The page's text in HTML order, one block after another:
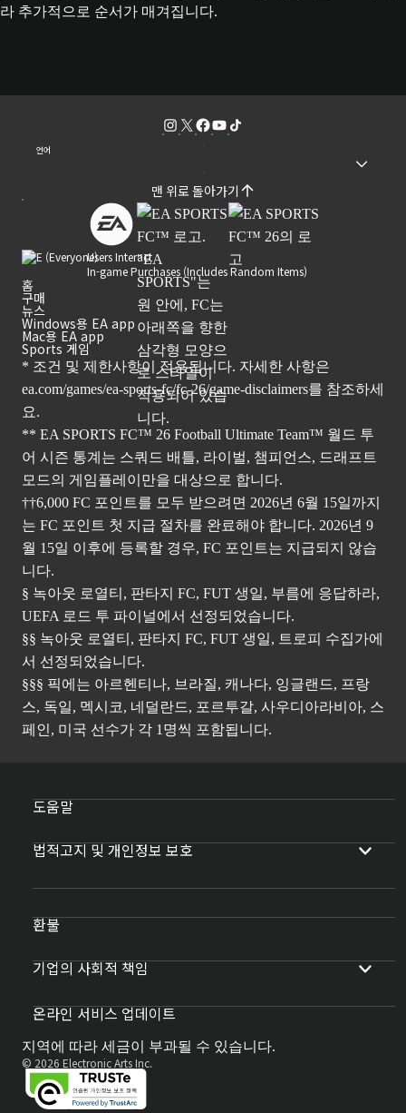
라 추가적으로 순서가 매겨집니다.
언어
맨 위로 돌아가기
Users Interact
In-game Purchases (Includes Random Items)
홈
구매
뉴스
Windows용 EA app
Mac용 EA app
Sports 게임
* 조건 및 제한사항이 적용됩니다. 자세한 사항은
ea.com/games/ea-sports-fc/fc-26/game-disclaimers를 참조하세
요.
** EA SPORTS FC™ 26 Football Ultimate Team™ 월드 투
어 시즌 통계는 스쿼드 배틀, 라이벌, 챔피언스, 드래프트
모드의 게임플레이만을 대상으로 합니다.
††6,000 FC 포인트를 모두 받으려면 2026년 6월 15일까지
는 FC 포인트 첫 지급 절차를 완료해야 합니다. 2026년 9
월 15일 이후에 등록할 경우, FC 포인트는 지급되지 않습
니다.
§ 녹아웃 로열티, 판타지 FC, FUT 생일, 부름에 응답하라,
UEFA 로드 투 파이널에서 선정되었습니다.
§§ 녹아웃 로열티, 판타지 FC, FUT 생일, 트로피 수집가에
서 선정되었습니다.
§§§ 픽에는 아르헨티나, 브라질, 캐나다, 잉글랜드, 프랑
스, 독일, 멕시코, 네덜란드, 포르투갈, 사우디아라비아, 스
페인, 미국 선수가 각 1명씩 포함됩니다.
도움말
법적고지 및 개인정보 보호
환불
기업의 사회적 책임
온라인 서비스 업데이트
지역에 따라 세금이 부과될 수 있습니다.
© 2026 Electronic Arts Inc.